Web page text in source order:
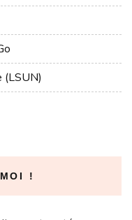
(LSUN)
!